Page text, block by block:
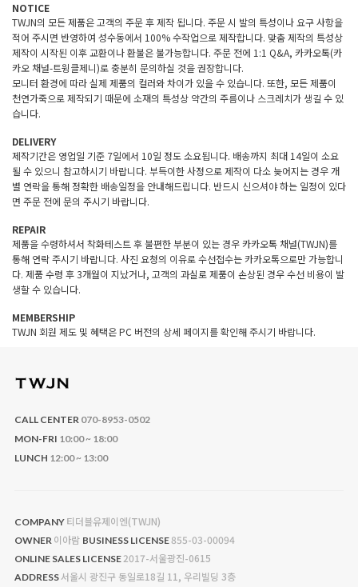
NOTICE
TWJN의 모든 제품은 고객의 주문 후 제작 됩니다. 주문 시 발의 특성이나 요구 사항을
적어 주시면 반영하여 성수동에서 100% 수작업으로 제작합니다. 맞춤 제작의 특성상
제작이 시작된 이후 교환이나 환불은 불가능합니다. 주문 전에 1:1 Q&A, 카카오톡(카
카오 채널-트윙클제니)로 충분히 문의하실 것을 권장합니다.
모니터 환경에 따라 실제 제품의 컬러와 차이가 있을 수 있습니다. 또한, 모든 제품이
천연가죽으로 제작되기 때문에 소재의 특성상 약간의 주름이나 스크레치가 생길 수 있
습니다.
DELIVERY
제작기간은 영업일 기준 7일에서 10일 정도 소요됩니다. 배송까지 최대 14일이 소요
될 수 있으니 참고하시기 바랍니다. 부득이한 사정으로 제작이 다소 늦어지는 경우 개
별 연락을 통해 정확한 배송일정을 안내해드립니다. 반드시 신으셔야 하는 일정이 있다
면 주문 전에 문의 주시기 바랍니다.
REPAIR
제품을 수령하셔서 착화테스트 후 불편한 부분이 있는 경우 카카오톡 채널(TWJN)를
통해 연락 주시기 바랍니다. 사진 요청의 이유로 수선접수는 카카오톡으로만 가능합니
다. 제품 수령 후 3개월이 지났거나, 고객의 과실로 제품이 손상된 경우 수선 비용이 발
생할 수 있습니다.
MEMBERSHIP
TWJN 회원 제도 및 혜택은 PC 버전의 상세 페이지를 확인해 주시기 바랍니다.
CALL CENTER070-8953-0502
MON-FRI 10:00 ~ 18:00
LUNCH 12:00 ~ 13:00
COMPANY 티더블유제이엔(TWJN)
OWNER 이아람 BUSINESS LICENSE855-03-00094
ONLINE SALES LICENSE 2017-서울광진-0615
ADDRESS서울시 광진구 동일로18길 11, 우리빌딩 3층